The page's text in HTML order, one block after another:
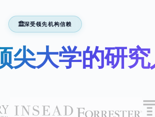
深受领先机构信赖
尖大学的研